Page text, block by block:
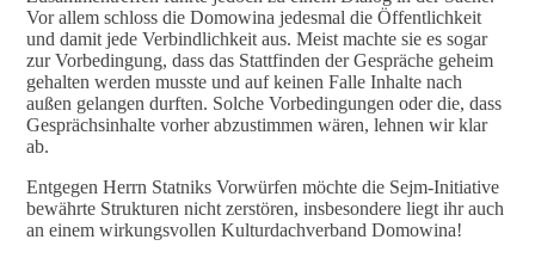
Vor allem schloss die Domowina jedesmal die Öffentlichkeit
und damit jede Verbindlichkeit aus. Meist machte sie es sogar
zur Vorbedingung, dass das Stattfinden der Gespräche geheim
gehalten werden musste und auf keinen Falle Inhalte nach
außen gelangen durften. Solche Vorbedingungen oder die, dass
Gesprächsinhalte vorher abzustimmen wären, lehnen wir klar
ab.
Entgegen Herrn Statniks Vorwürfen möchte die Sejm-Initiative
bewährte Strukturen nicht zerstören, insbesondere liegt ihr auch
an einem wirkungsvollen Kulturdachverband Domowina!